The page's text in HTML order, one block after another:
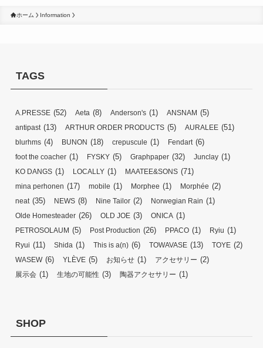
ホーム Information
TAGS
A.PRESSE (52) Aeta (8) Anderson's (1) ANSNAM (5)
antipast (13) ARTHUR ORDER PRODUCTS (5) AURALEE (51)
blurhms (4) BUNON (18) crepuscule (1) Fendart (6)
foot the coacher (1) FYSKY (5) Graphpaper (32) Junclay (1)
KO DANGS (1) LOCALLY (1) MAATEE&SONS (71)
mina perhonen (17) mobile (1) Morphee (1) Morphée (2)
neat (35) NEWS (8) Nine Tailor (2) Norwegian Rain (1)
Olde Homesteader (26) OLD JOE (3) ONICA (1)
PETROSOLAUM (5) Post Production (26) PPACO (1) Ryiu (1)
Ryui (11) Shida (1) This is a(n) (6) TOWAVASE (13) TOYE (2)
WASEW(6) YLÈVE (5) お知らせ (1) アクセサリー (2)
展示会 (1) 生地の可能性 (3) 陶器アクセサリー (1)
SHOP